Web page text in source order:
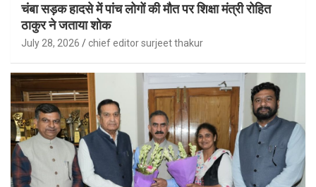
चंबा सड़क हादसे में पांच लोगों की मौत पर शिक्षा मंत्री रोहित
ठाकुर ने जताया शोक
July 28, 2026 chief editor surjeet thakur